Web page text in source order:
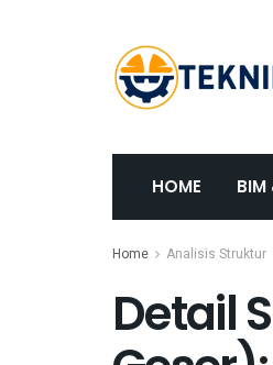
HOME BIM
Home Analisis Struktur
Detail